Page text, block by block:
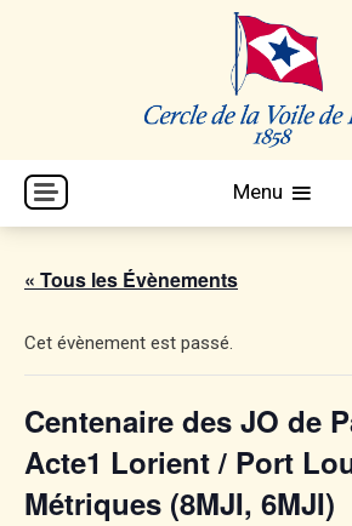
CVP
Cercle de la Voile de Paris
Menu
« Tous les Évènements
Cet évènement est passé.
Centenaire des JO de
Acte1 Lorient / Port
Métriques (8MJI, 6MJI)